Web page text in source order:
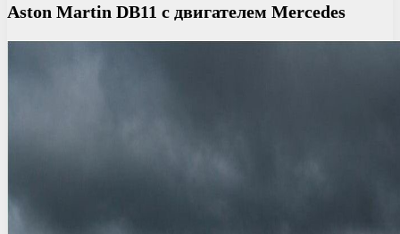
Aston Martin DB11 с двигателем Mercedes